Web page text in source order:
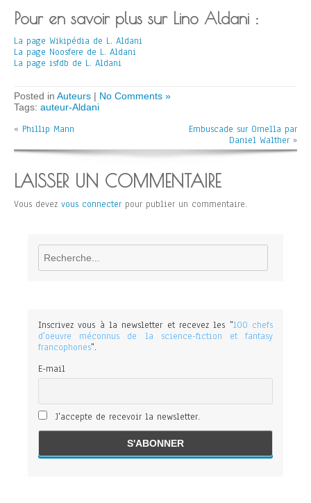
Pour en savoir plus sur Lino Aldani :
La page Wikipédia de L. Aldani
La page Noosfere de L. Aldani
La page isfdb de L. Aldani
Posted in Auteurs | No Comments »
Tags: auteur-Aldani
« Phillip Mann
Embuscade sur Ornella par
Daniel Walther »
LAISSER UN COMMENTAIRE
Vous devez vous connecter pour publier un commentaire.
Rechercher
Inscrivez vous à la newsletter et recevez les "100 chefs
d'oeuvre méconnus de la science-fiction et fantasy
francophones".
E-mail
J'accepte de recevoir la newsletter.